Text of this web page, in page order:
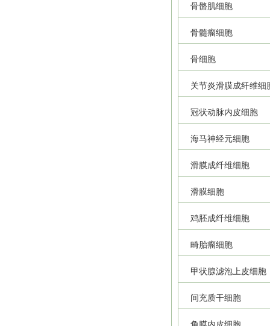
骨骼肌细胞
骨髓瘤细胞
骨细胞
关节炎滑膜成纤维细
冠状动脉内皮细胞
海马神经元细胞
滑膜成纤维细胞
滑膜细胞
鸡胚成纤维细胞
畸胎瘤细胞
甲状腺滤泡上皮细胞
间充质干细胞